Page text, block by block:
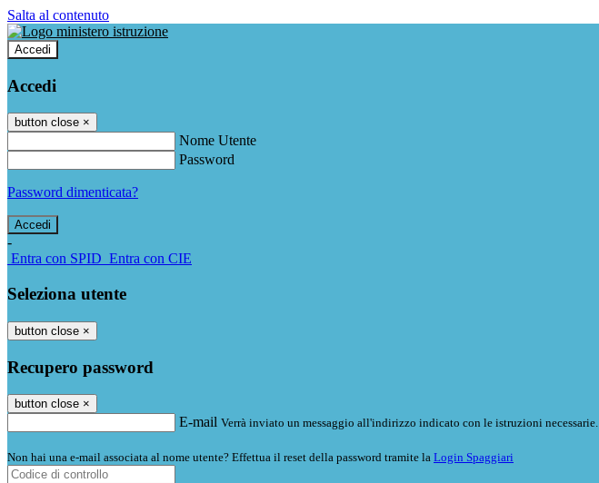
Salta al contenuto
Accedi
Accedi
button close ×
Nome Utente
Password
Password dimenticata?
-
Entra con SPID Entra con CIE
Seleziona utente
button close ×
Recupero password
button close ×
E-mail Verrà inviato un messaggio all'indirizzo indicato con le istruzioni necessarie.
Non hai una e-mail associata al nome utente? Effettua il reset della password tramite la Login Spaggiari